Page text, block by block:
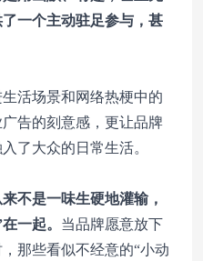
一个主动驻足参与，甚
活场景和网络热梗中的
告的刻意感，更让品牌
了大众的日常生活。
不是一味生硬地灌输，
一起。 当品牌愿意放下
那些看似不经意的“小动